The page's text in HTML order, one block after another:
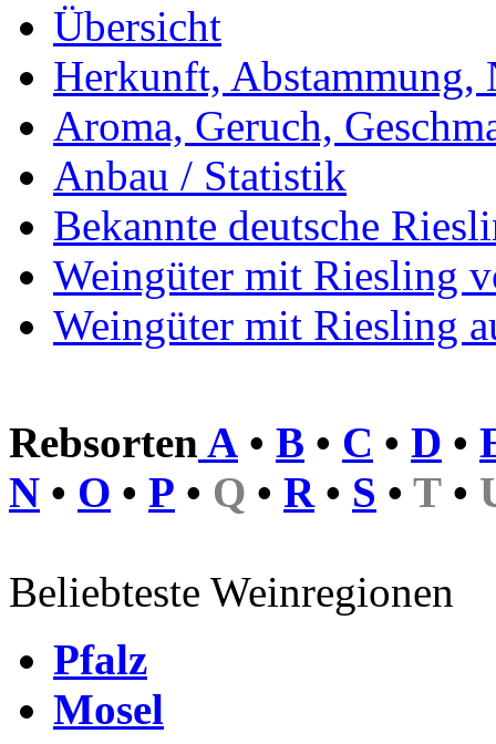
Übersicht
Herkunft, Abstammung,
Aroma, Geruch,
Anbau / Statistik
Bekannte deutsche
Weingüter mit Riesling
Weingüter mit Riesling
Rebsorten A • B • C • D •
N • O • P • Q • R• S • T •
Beliebteste Weinregionen
Pfalz
Mosel